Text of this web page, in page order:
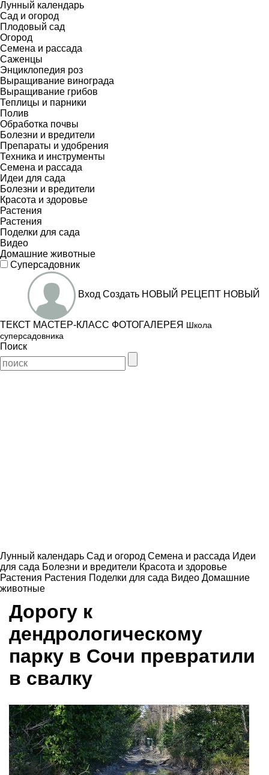
Лунный календарь
Сад и огород
Плодовый сад
Огород
Семена и рассада
Саженцы
Энциклопедия роз
Выращивание винограда
Выращивание грибов
Теплицы и парники
Полив
Обработка почвы
Болезни и вредители
Препараты и удобрения
Техника и инструменты
Семена и рассада
Идеи для сада
Болезни и вредители
Красота и здоровье
Растения
Растения
Поделки для сада
Видео
Домашние животные
Суперсадовник
Вход Создать НОВЫЙ РЕЦЕПТ НОВЫЙ
ТЕКСТ МАСТЕР-КЛАСС ФОТОГАЛЕРЕЯ Школа
суперсадовника
Поиск
Лунный календарь Сад и огород Семена и рассада Идеи
для сада Болезни и вредители Красота и здоровье
Растения Растения Поделки для сада Видео Домашние
животные
Дорогу к
дендрологическому
парку в Сочи превратили
в свалку